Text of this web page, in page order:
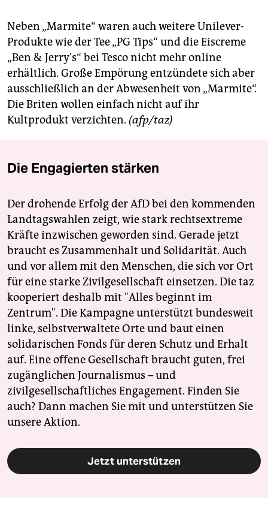
veranstaltungen
shop
fragen & hilfe
unterstützen
epaper login
Neben „Marmite“ waren auch weitere Unilever-
Produkte wie der Tee „PG Tips“ und die Eiscreme
„Ben & Jerry's“ bei Tesco nicht mehr online
erhältlich. Große Empörung entzündete sich aber
ausschließlich an der Abwesenheit von „Marmite“.
Die Briten wollen einfach nicht auf ihr
Kultprodukt verzichten. (afp/taz)
Die Engagierten stärken
Der drohende Erfolg der AfD bei den kommenden
Landtagswahlen zeigt, wie stark rechtsextreme
Kräfte inzwischen geworden sind. Gerade jetzt
braucht es Zusammenhalt und Solidarität. Auch
und vor allem mit den Menschen, die sich vor Ort
für eine starke Zivilgesellschaft einsetzen. Die taz
kooperiert deshalb mit "Alles beginnt im
Zentrum". Die Kampagne unterstützt bundesweit
linke, selbstverwaltete Orte und baut einen
solidarischen Fonds für deren Schutz und Erhalt
auf. Eine offene Gesellschaft braucht guten, frei
zugänglichen Journalismus – und
zivilgesellschaftliches Engagement. Finden Sie
auch? Dann machen Sie mit und unterstützen Sie
unsere Aktion.
Jetzt unterstützen